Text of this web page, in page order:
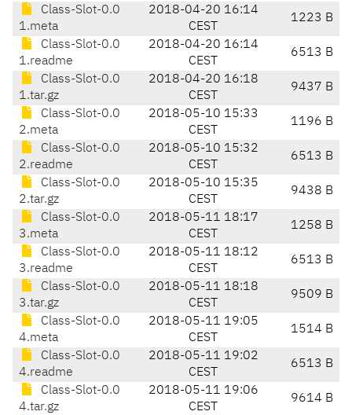
Class-Slot-0.0
1.meta
2018-04-20 16:14
CEST
1223 B
Class-Slot-0.0
1.readme
2018-04-20 16:14
CEST
6513 B
Class-Slot-0.0
1.tar.gz
2018-04-20 16:18
CEST
9437 B
Class-Slot-0.0
2.meta
2018-05-10 15:33
CEST
1196 B
Class-Slot-0.0
2.readme
2018-05-10 15:32
CEST
6513 B
Class-Slot-0.0
2.tar.gz
2018-05-10 15:35
CEST
9438 B
Class-Slot-0.0
3.meta
2018-05-11 18:17
CEST
1258 B
Class-Slot-0.0
3.readme
2018-05-11 18:12
CEST
6513 B
Class-Slot-0.0
3.tar.gz
2018-05-11 18:18
CEST
9509 B
Class-Slot-0.0
4.meta
2018-05-11 19:05
CEST
1514 B
Class-Slot-0.0
4.readme
2018-05-11 19:02
CEST
6513 B
Class-Slot-0.0
4.tar.gz
2018-05-11 19:06
CEST
9614 B